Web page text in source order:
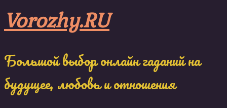
to
content
Vorozhy.RU
Большой выбор онлайн гаданий на
будущее, любовь и отношения